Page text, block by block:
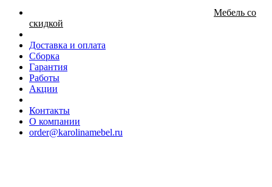
Мебель со
скидкой
Доставка и оплата
Сборка
Гарантия
Работы
Акции
Контакты
О компании
order@karolinamebel.ru